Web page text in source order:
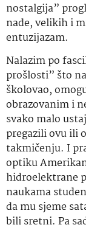
nostalgija”
nade, velikih i
entuzijazam.
Nalazim po
prošlosti” što
školovao,
obrazovanim i
svako malo
pregazili ovu ili
takmičenju. I
optiku
hidroelektrane
naukama
da mu sjeme
bili sretni. Pa